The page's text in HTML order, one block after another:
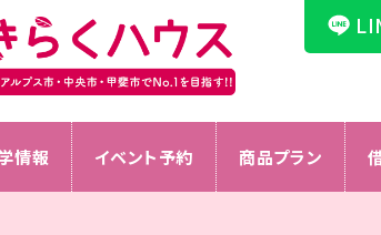
情報 イベント予約 商品プラン